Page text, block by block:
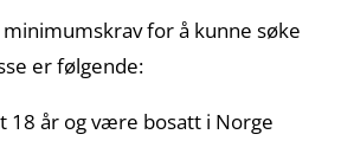
for å kunne søke
er følgende:
18 år og være bosatt i Norge